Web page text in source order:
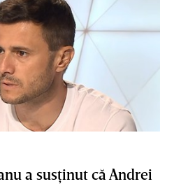
a susţinut că Andrei